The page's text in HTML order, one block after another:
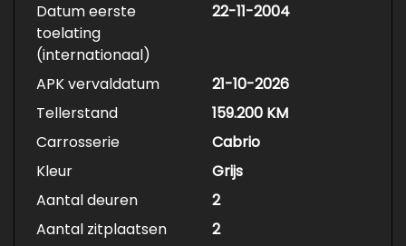
Datum eerste
toelating
(internationaal)
22-11-2004
APK vervaldatum
21-10-2026
Tellerstand
159.200 KM
Carrosserie
Cabrio
Kleur
Grijs
Aantal deuren
2
Aantal zitplaatsen
2